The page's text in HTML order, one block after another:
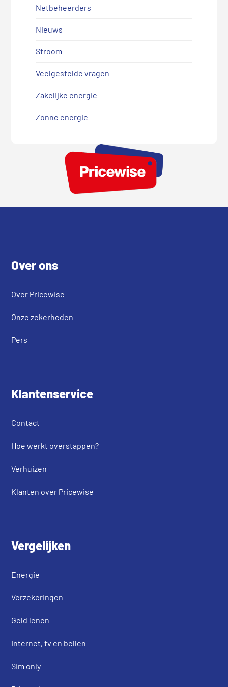
Netbeheerders
Nieuws
Stroom
Veelgestelde vragen
Zakelijke energie
Zonne energie
Over ons
Over Pricewise
Onze zekerheden
Pers
Klantenservice
Contact
Hoe werkt overstappen?
Verhuizen
Klanten over Pricewise
Vergelijken
Energie
Verzekeringen
Geld lenen
Internet, tv en bellen
Sim only